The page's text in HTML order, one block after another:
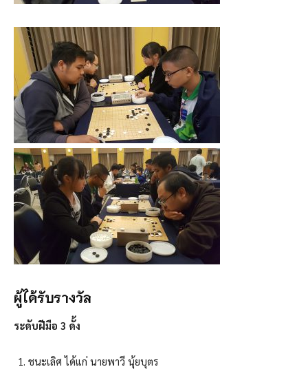
ผู้ได้รับรางวัล
ระดับฝีมือ 3 ดั้ง
ชนะเลิศ ได้แก่ นายพาวี นุ้ยบุตร